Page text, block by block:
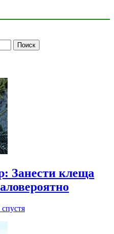
Занести клеща